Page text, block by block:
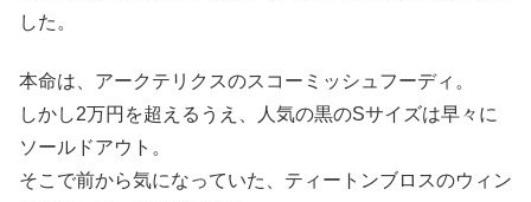
した。
本命は、アークテリクスのスコーミッシュフーディ。
しかし2万円を超えるうえ、人気の黒のSサイズは早々に
ソールドアウト。
そこで前から気になっていた、ティートンブロスのウィン